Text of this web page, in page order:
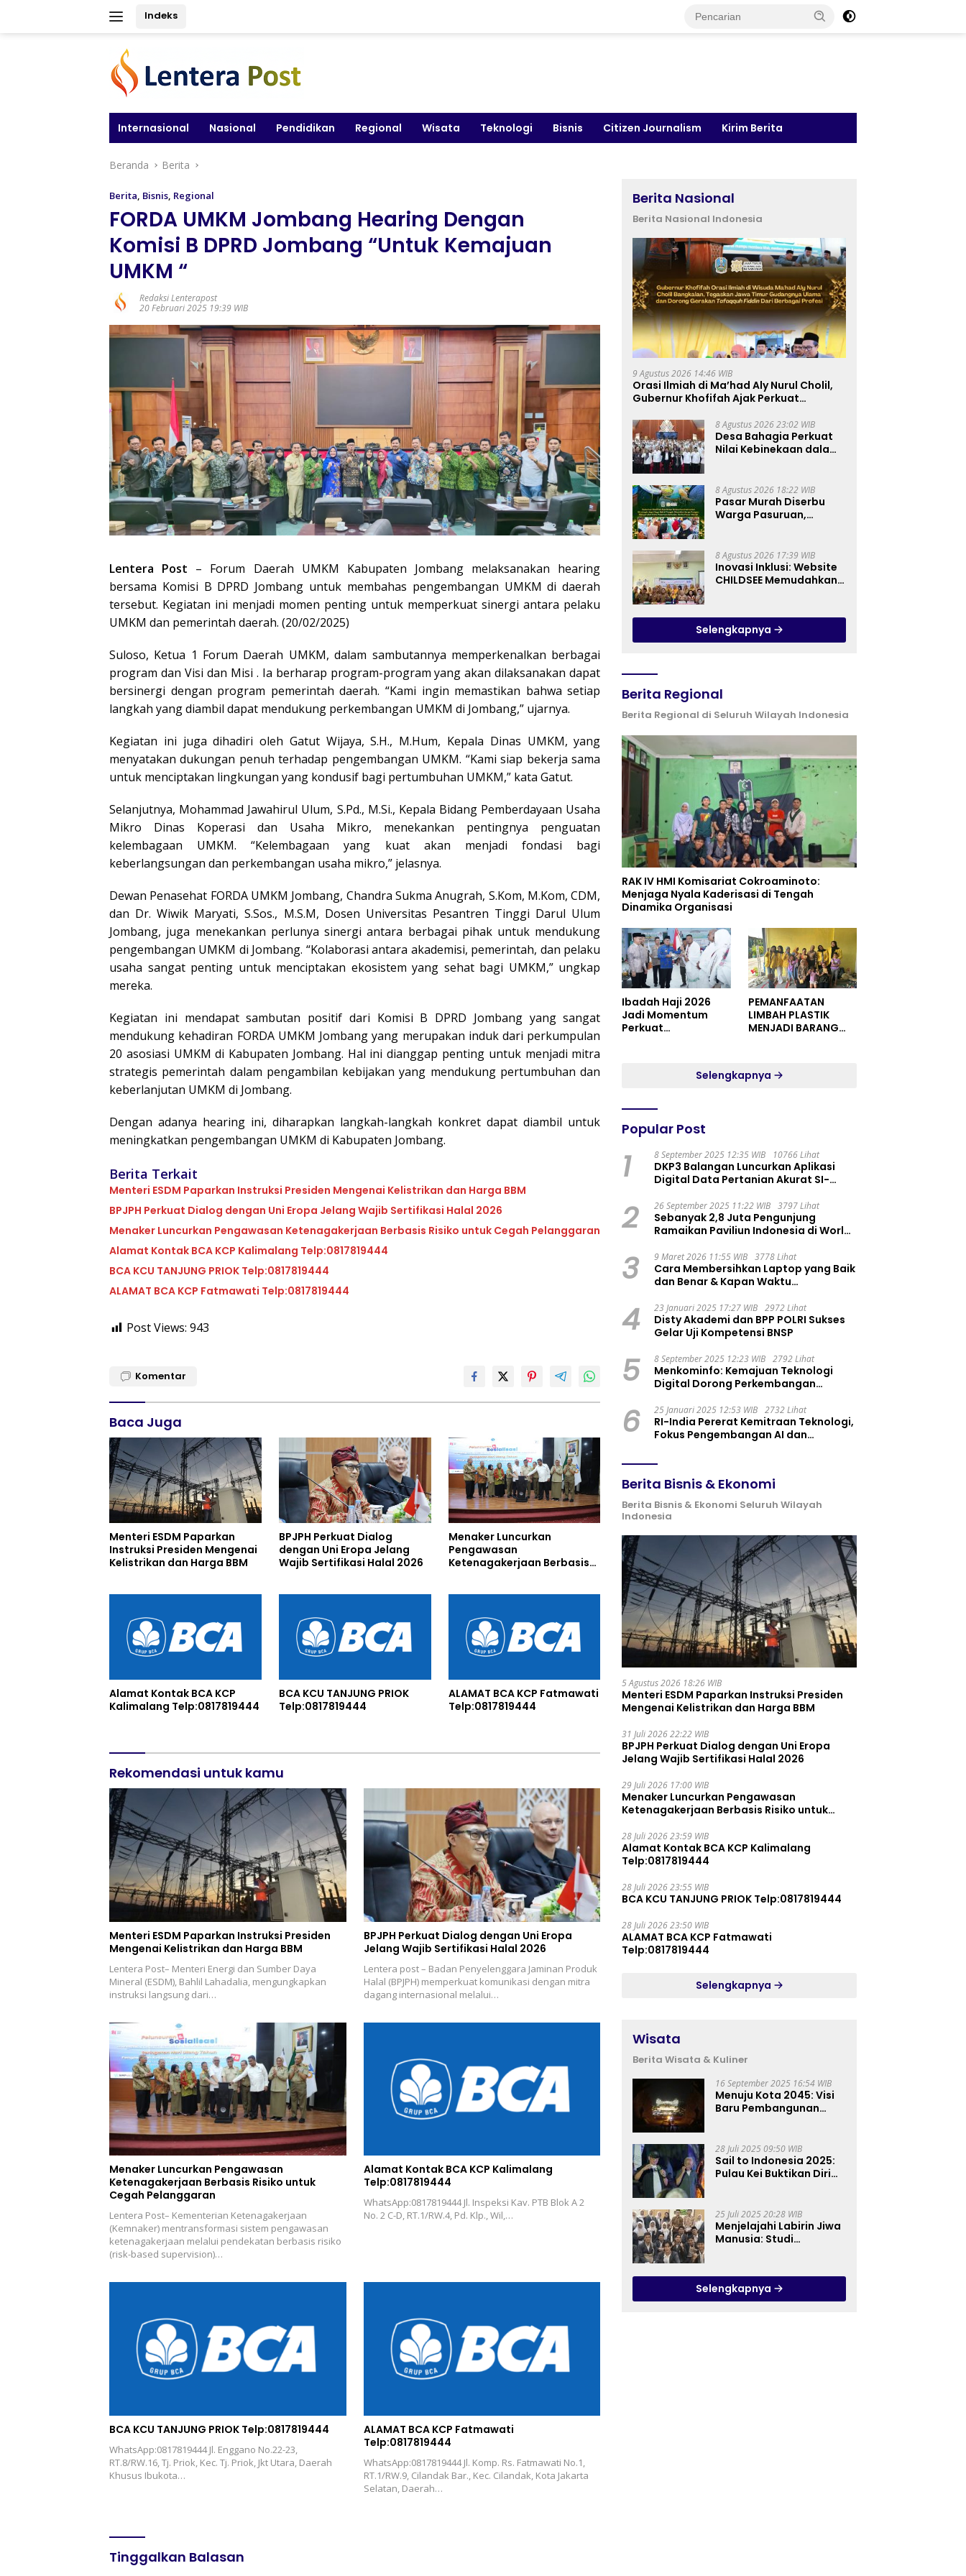
Indeks
Internasional Nasional Pendidikan Regional Wisata Teknologi Bisnis Citizen Journalism Kirim Berita
Beranda Berita
Berita, Bisnis, Regional
FORDA UMKM Jombang Hearing Dengan
Komisi B DPRD Jombang “Untuk Kemajuan
UMKM “
Redaksi Lenterapost
20 Februari 2025 19:39 WIB
Lentera Post – Forum Daerah UMKM Kabupaten Jombang melaksanakan hearing
bersama Komisi B DPRD Jombang untuk membahas pengembangan UMKM di daerah
tersebut. Kegiatan ini menjadi momen penting untuk memperkuat sinergi antara pelaku
UMKM dan pemerintah daerah. (20/02/2025)
Suloso, Ketua 1 Forum Daerah UMKM, dalam sambutannya memperkenalkan berbagai
program dan Visi dan Misi . Ia berharap program-program yang akan dilaksanakan dapat
bersinergi dengan program pemerintah daerah. “Kami ingin memastikan bahwa setiap
langkah yang diambil dapat mendukung perkembangan UMKM di Jombang,” ujarnya.
Kegiatan ini juga dihadiri oleh Gatut Wijaya, S.H., M.Hum, Kepala Dinas UMKM, yang
menyatakan dukungan penuh terhadap pengembangan UMKM. “Kami siap bekerja sama
untuk menciptakan lingkungan yang kondusif bagi pertumbuhan UMKM,” kata Gatut.
Selanjutnya, Mohammad Jawahirul Ulum, S.Pd., M.Si., Kepala Bidang Pemberdayaan Usaha
Mikro Dinas Koperasi dan Usaha Mikro, menekankan pentingnya penguatan
kelembagaan UMKM. “Kelembagaan yang kuat akan menjadi fondasi bagi
keberlangsungan dan perkembangan usaha mikro,” jelasnya.
Dewan Penasehat FORDA UMKM Jombang, Chandra Sukma Anugrah, S.Kom, M.Kom, CDM,
dan Dr. Wiwik Maryati, S.Sos., M.S.M, Dosen Universitas Pesantren Tinggi Darul Ulum
Jombang, juga menekankan perlunya sinergi antara berbagai pihak untuk mendukung
pengembangan UMKM di Jombang. “Kolaborasi antara akademisi, pemerintah, dan pelaku
usaha sangat penting untuk menciptakan ekosistem yang sehat bagi UMKM,” ungkap
mereka.
Kegiatan ini mendapat sambutan positif dari Komisi B DPRD Jombang yang sangat
mendukung kehadiran FORDA UMKM Jombang yang merupakan induk dari perkumpulan
20 asosiasi UMKM di Kabupaten Jombang. Hal ini dianggap penting untuk menjadi mitra
strategis pemerintah dalam pengambilan kebijakan yang mendukung pertumbuhan dan
keberlanjutan UMKM di Jombang.
Dengan adanya hearing ini, diharapkan langkah-langkah konkret dapat diambil untuk
meningkatkan pengembangan UMKM di Kabupaten Jombang.
Berita Terkait
Menteri ESDM Paparkan Instruksi Presiden Mengenai Kelistrikan dan Harga BBM
BPJPH Perkuat Dialog dengan Uni Eropa Jelang Wajib Sertifikasi Halal 2026
Menaker Luncurkan Pengawasan Ketenagakerjaan Berbasis Risiko untuk Cegah Pelanggaran
Alamat Kontak BCA KCP Kalimalang Telp:0817819444
BCA KCU TANJUNG PRIOK Telp:0817819444
ALAMAT BCA KCP Fatmawati Telp:0817819444
Post Views: 943
Komentar
Baca Juga
Menteri ESDM Paparkan
Instruksi Presiden Mengenai
Kelistrikan dan Harga BBM
BPJPH Perkuat Dialog
dengan Uni Eropa Jelang
Wajib Sertifikasi Halal 2026
Menaker Luncurkan
Pengawasan
Ketenagakerjaan Berbasis
Alamat Kontak BCA KCP
Kalimalang Telp:0817819444
BCA KCU TANJUNG PRIOK
Telp:0817819444
ALAMAT BCA KCP Fatmawati
Telp:0817819444
Rekomendasi untuk kamu
Menteri ESDM Paparkan Instruksi Presiden
Mengenai Kelistrikan dan Harga BBM
Lentera Post– Menteri Energi dan Sumber Daya
Mineral (ESDM), Bahlil Lahadalia, mengungkapkan
instruksi langsung dari…
BPJPH Perkuat Dialog dengan Uni Eropa
Jelang Wajib Sertifikasi Halal 2026
Lentera post – Badan Penyelenggara Jaminan Produk
Halal (BPJPH) memperkuat komunikasi dengan mitra
dagang internasional melalui…
Menaker Luncurkan Pengawasan
Ketenagakerjaan Berbasis Risiko untuk
Cegah Pelanggaran
Lentera Post– Kementerian Ketenagakerjaan
(Kemnaker) mentransformasi sistem pengawasan
ketenagakerjaan melalui pendekatan berbasis risiko
(risk-based supervision)…
Alamat Kontak BCA KCP Kalimalang
Telp:0817819444
WhatsApp:0817819444 Jl. Inspeksi Kav. PTB Blok A 2
No. 2 C-D, RT.1/RW.4, Pd. Klp., Wil,…
BCA KCU TANJUNG PRIOK Telp:0817819444
WhatsApp:0817819444 Jl. Enggano No.22-23,
RT.8/RW.16, Tj. Priok, Kec. Tj. Priok, Jkt Utara, Daerah
Khusus Ibukota…
ALAMAT BCA KCP Fatmawati
Telp:0817819444
WhatsApp:0817819444 Jl. Komp. Rs. Fatmawati No.1,
RT.1/RW.9, Cilandak Bar., Kec. Cilandak, Kota Jakarta
Selatan, Daerah…
Tinggalkan Balasan
Berita Nasional
Berita Nasional Indonesia
9 Agustus 2026 14:46 WIB
Orasi Ilmiah di Ma’had Aly Nurul Cholil,
Gubernur Khofifah Ajak Perkuat
8 Agustus 2026 23:02 WIB
Desa Bahagia Perkuat
Nilai Kebinekaan dalam
8 Agustus 2026 18:22 WIB
Pasar Murah Diserbu
Warga Pasuruan,
Pengendalian Harga
dan Jaga Daya Beli
8 Agustus 2026 17:39 WIB
Inovasi Inklusi: Website
CHILDSEE Memudahkan
Identifikasi Anak
Berkebutuhan Khusus
Selengkapnya
Berita Regional
Berita Regional di Seluruh Wilayah Indonesia
RAK IV HMI Komisariat Cokroaminoto:
Menjaga Nyala Kaderisasi di Tengah
Dinamika Organisasi
Ibadah Haji 2026
Jadi Momentum
Perkuat
PEMANFAATAN
LIMBAH PLASTIK
MENJADI BARANG
RESIDENCE
Selengkapnya
Popular Post
1 8 September 2025 12:35 WIB 10766 Lihat
DKP3 Balangan Luncurkan Aplikasi
Digital Data Pertanian Akurat SI-
2 26 September 2025 11:22 WIB 3797 Lihat
Sebanyak 2,8 Juta Pengunjung
Ramaikan Paviliun Indonesia di World
3 9 Maret 2026 11:55 WIB 3778 Lihat
Cara Membersihkan Laptop yang Baik
dan Benar & Kapan Waktu
4 23 Januari 2025 17:27 WIB 2972 Lihat
Disty Akademi dan BPP POLRI Sukses
Gelar Uji Kompetensi BNSP
5 8 September 2025 12:23 WIB 2792 Lihat
Menkominfo: Kemajuan Teknologi
Digital Dorong Perkembangan
6 25 Januari 2025 12:53 WIB 2732 Lihat
RI-India Pererat Kemitraan Teknologi,
Fokus Pengembangan AI dan
Berita Bisnis & Ekonomi
Berita Bisnis & Ekonomi Seluruh Wilayah
Indonesia
5 Agustus 2026 18:26 WIB
Menteri ESDM Paparkan Instruksi Presiden
Mengenai Kelistrikan dan Harga BBM
31 Juli 2026 22:22 WIB
BPJPH Perkuat Dialog dengan Uni Eropa
Jelang Wajib Sertifikasi Halal 2026
29 Juli 2026 17:00 WIB
Menaker Luncurkan Pengawasan
Ketenagakerjaan Berbasis Risiko untuk
28 Juli 2026 23:59 WIB
Alamat Kontak BCA KCP Kalimalang
Telp:0817819444
28 Juli 2026 23:55 WIB
BCA KCU TANJUNG PRIOK Telp:0817819444
28 Juli 2026 23:50 WIB
ALAMAT BCA KCP Fatmawati
Telp:0817819444
Selengkapnya
Wisata
Berita Wisata & Kuliner
16 September 2025 16:54 WIB
Menuju Kota 2045: Visi
Baru Pembangunan
28 Juli 2025 09:50 WIB
Sail to Indonesia 2025:
Pulau Kei Buktikan Diri
25 Juli 2025 20:28 WIB
Menjelajahi Labirin Jiwa
Manusia: Studi
Pandanaran di RSJ
Grhasia
Selengkapnya